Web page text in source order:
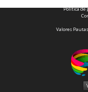
Política de
Valores